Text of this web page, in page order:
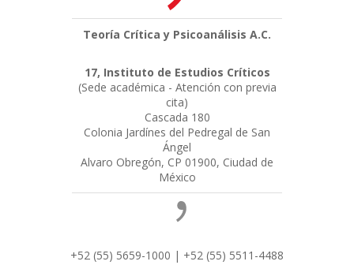
Teoría Crítica y Psicoanálisis A.C.
17, Instituto de Estudios Críticos
(Sede académica - Atención con previa
cita)
Cascada 180
Colonia Jardínes del Pedregal de San
Ángel
Alvaro Obregón, CP 01900, Ciudad de
México
+52 (55) 5659-1000 | +52 (55) 5511-4488